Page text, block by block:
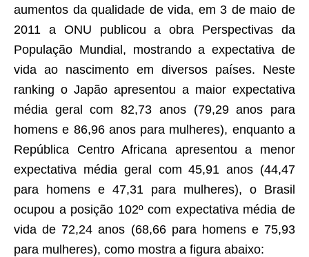
aumentos da qualidade de vida, em 3 de maio de
2011 a ONU publicou a obra Perspectivas da
População Mundial, mostrando a expectativa de
vida ao nascimento em diversos países. Neste
ranking o Japão apresentou a maior expectativa
média geral com 82,73 anos (79,29 anos para
homens e 86,96 anos para mulheres), enquanto a
República Centro Africana apresentou a menor
expectativa média geral com 45,91 anos (44,47
para homens e 47,31 para mulheres), o Brasil
ocupou a posição 102º com expectativa média de
vida de 72,24 anos (68,66 para homens e 75,93
para mulheres), como mostra a figura abaixo: